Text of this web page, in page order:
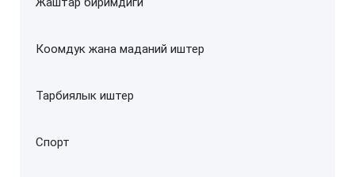
Коомдук жана маданий иштер
Тарбиялык иштер
Спорт